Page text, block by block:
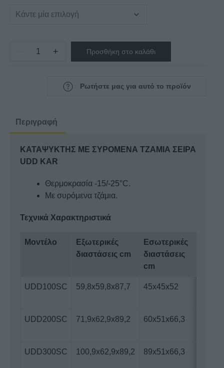
ΚΑΤΑΨΥΚΤΗΣ
KAR
+ Προσθήκη στο καλάθι
Ρωτήστε μας για αυτό το προϊόν
Περιγραφή
ΚΑΤΑΨΥΚΤΗΣ ΜΕ ΣΥΡΟΜΕΝΑ ΤΖΑΜΙΑ ΣΕΙΡΑ
UDD KAR
Θερμοκρασία -15/-25°C.
Με συρόμενα τζάμια.
Τεχνικά Χαρακτηριστικά
Μοντέλο
Εξωτερικές
διαστάσεις cm
Εσωτερικές
διαστάσεις
cm
UDD100SC 59,8x59,8x87,7 45x45x52
UDD200SC 71,9x62,9x89,2 60x51x66,3
UDD300SC 100,9x62,9x89,2 89x51x66,3